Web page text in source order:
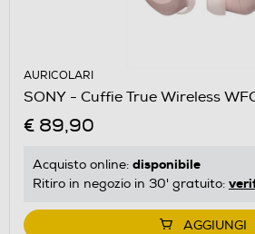
AURICOLARI
SONY - Cuffie True Wireless
€ 89,90
Acquisto online: disponibile
Ritiro in negozio in 30' gratuito:
AGGIUNGI